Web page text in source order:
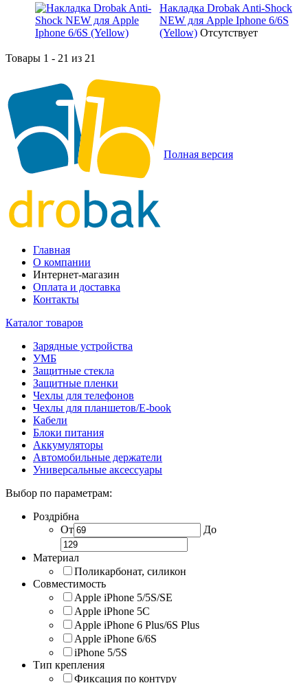
Накладка Drobak Anti-Shock
NEW для Apple Iphone 6/6S
(Yellow) Отсутствует
Товары 1 - 21 из 21
Полная версия
Главная
О компании
Интернет-магазин
Оплата и доставка
Контакты
Каталог товаров
Зарядные устройства
УМБ
Защитные стекла
Защитные пленки
Чехлы для телефонов
Чехлы для планшетов/E-book
Кабели
Блоки питания
Аккумуляторы
Автомобильные держатели
Универсальные аксессуары
Выбор по параметрам:
Роздрібна
От
До
Материал
Поликарбонат, силикон
Совместимость
Apple iPhone 5/5S/SE
Apple iPhone 5C
Apple iPhone 6 Plus/6S Plus
Apple iPhone 6/6S
iPhone 5/5S
Тип крепления
Фиксация по контуру